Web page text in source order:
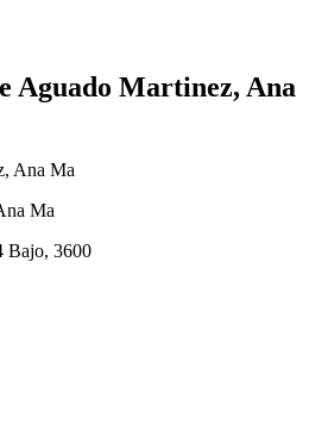
Aguado Martinez, Ana
Ana Ma
Ma
Bajo, 3600